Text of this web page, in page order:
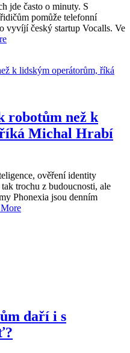
jde často o minuty. S
pomůže telefonní
vyvíjí český startup Vocalls. Ve
robotům než k
Michal Hrabí
ověření identity
trochu z budoucnosti, ale
Phonexia jsou denním
daří i s